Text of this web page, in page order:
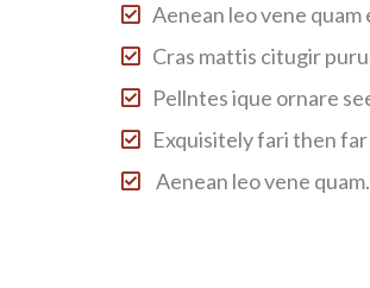
Aenean leo vene
Cras mattis citugir
Pellntes ique ornare
Exquisitely fari then
Aenean leo vene